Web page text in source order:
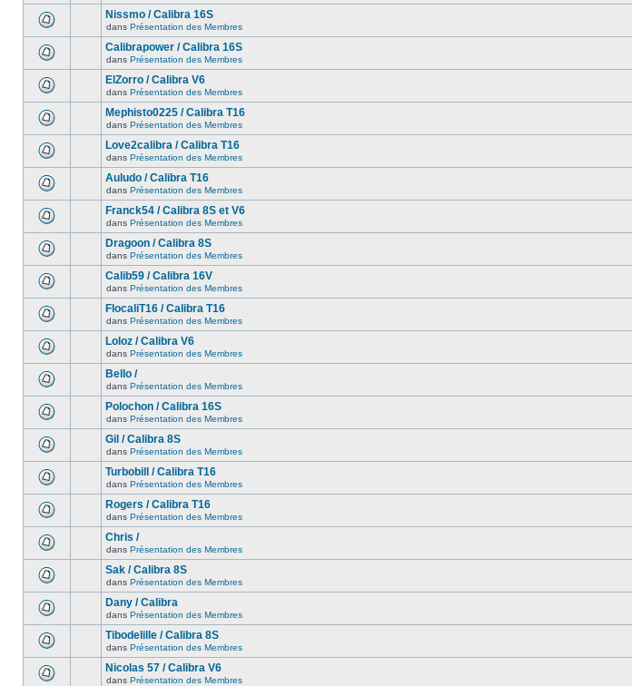
Nissmo / Calibra 16S
dans Présentation des Membres
Calibrapower / Calibra 16S
dans Présentation des Membres
ElZorro / Calibra V6
dans Présentation des Membres
Mephisto0225 / Calibra T16
dans Présentation des Membres
Love2calibra / Calibra T16
dans Présentation des Membres
Auludo / Calibra T16
dans Présentation des Membres
Franck54 / Calibra 8S et V6
dans Présentation des Membres
Dragoon / Calibra 8S
dans Présentation des Membres
Calib59 / Calibra 16V
dans Présentation des Membres
FlocaliT16 / Calibra T16
dans Présentation des Membres
Loloz / Calibra V6
dans Présentation des Membres
Bello /
dans Présentation des Membres
Polochon / Calibra 16S
dans Présentation des Membres
Gil / Calibra 8S
dans Présentation des Membres
Turbobill / Calibra T16
dans Présentation des Membres
Rogers / Calibra T16
dans Présentation des Membres
Chris /
dans Présentation des Membres
Sak / Calibra 8S
dans Présentation des Membres
Dany / Calibra
dans Présentation des Membres
Tibodelille / Calibra 8S
dans Présentation des Membres
Nicolas 57 / Calibra V6
dans Présentation des Membres